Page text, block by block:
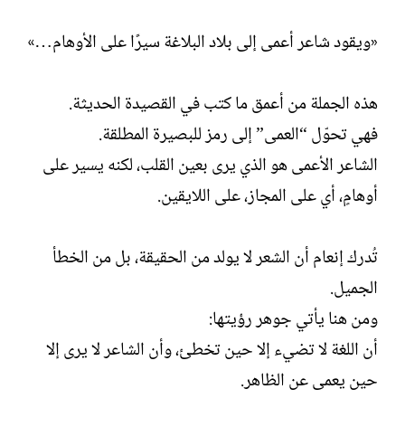
«ويقود شاعر أعمى إلى بلاد البلاغة سيرًا على الأوهام…»
هذه الجملة من أعمق ما كتب في القصيدة الحديثة.
فهي تحوّل “العمى” إلى رمز للبصيرة المطلقة.
الشاعر الأعمى هو الذي يرى بعين القلب، لكنه يسير على
أوهامٍ، أي على المجاز، على اللايقين.
تُدرك إنعام أن الشعر لا يولد من الحقيقة، بل من الخطأ
الجميل.
ومن هنا يأتي جوهر رؤيتها:
أن اللغة لا تضيء إلا حين تخطئ، وأن الشاعر لا يرى إلا
حين يعمى عن الظاهر.